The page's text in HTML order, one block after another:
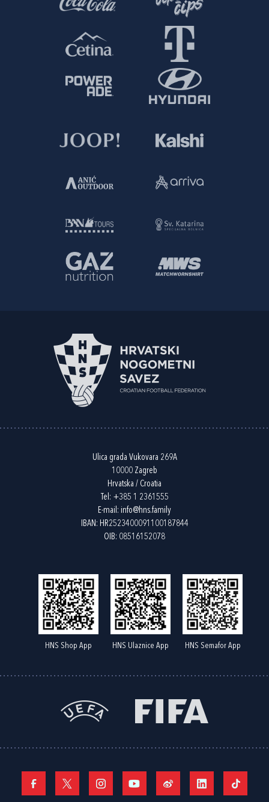
Ulica grada Vukovara 269A
10000 Zagreb
Hrvatska / Croatia
Tel: +385 1 2361555
E-mail: info@hns.family
IBAN: HR2523400091100187844
OIB: 08516152078
HNS Shop App HNS Ulaznice App HNS Semafor App